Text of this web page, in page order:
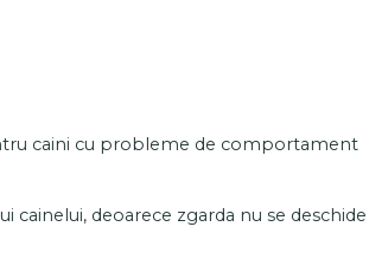
caini cu probleme de comportament
cainelui, deoarece zgarda nu se deschide